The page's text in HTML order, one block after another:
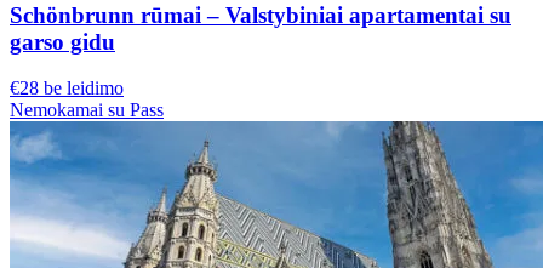
Schönbrunn rūmai – Valstybiniai apartamentai su
garso gidu
€28 be leidimo
Nemokamai su Pass